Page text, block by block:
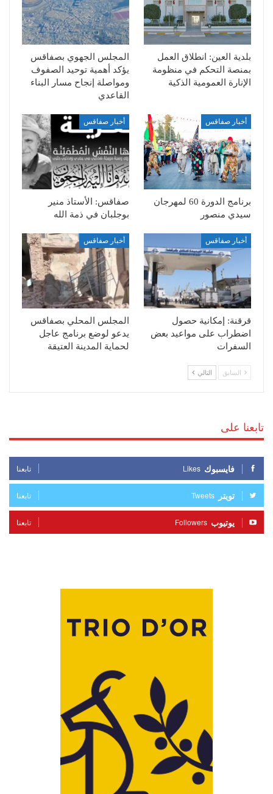
بلدية العين: انطلاق العمل
بمنصة التحكم في منظومة
الإنارة العمومية الذكية
المجلس الجهوي بصفاقس
يؤكد أهمية توحيد الصفوف
ومواصلة إنجاح مسار البناء
القاعدي
أخبار صفاقس
برنامج الدورة 60 لمهرجان
سيدي منصور
أخبار صفاقس
صفاقس: الأستاذ منير
بوجلبان في ذمة الله
أخبار صفاقس
قرقنة: إمكانية حصول
اضطراب على مواعيد بعض
السفرات
أخبار صفاقس
المجلس المحلي بصفاقس
يدعو لوضع برنامج عاجل
لحماية المدينة العتيقة
السابق التالي
تابعنا على
فايسبوك Likes تابعنا
تويتر Tweets تابعنا
يوتيوب Followers تابعنا